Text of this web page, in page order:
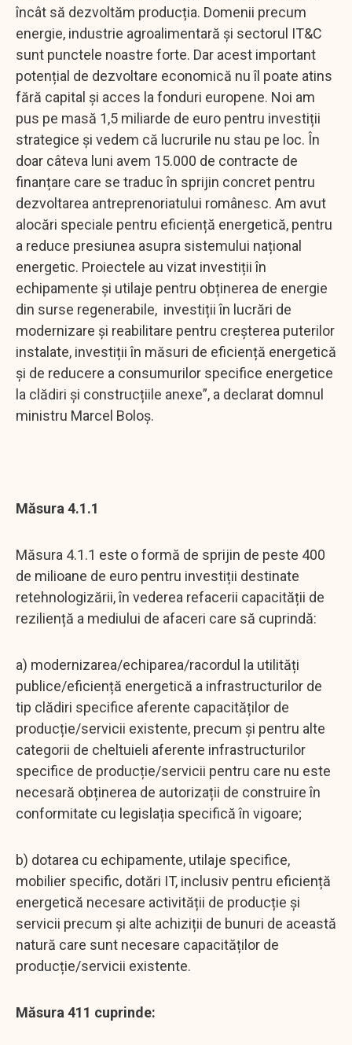
încât să dezvoltăm producția. Domenii precum
energie, industrie agroalimentară și sectorul IT&C
sunt punctele noastre forte. Dar acest important
potențial de dezvoltare economică nu îl poate atins
fără capital și acces la fonduri europene. Noi am
pus pe masă 1,5 miliarde de euro pentru investiții
strategice și vedem că lucrurile nu stau pe loc. În
doar câteva luni avem 15.000 de contracte de
finanțare care se traduc în sprijin concret pentru
dezvoltarea antreprenoriatului românesc. Am avut
alocări speciale pentru eficiență energetică, pentru
a reduce presiunea asupra sistemului național
energetic. Proiectele au vizat investiții în
echipamente și utilaje pentru obținerea de energie
din surse regenerabile, investiții în lucrări de
modernizare și reabilitare pentru creșterea puterilor
instalate, investiții în măsuri de eficiență energetică
și de reducere a consumurilor specifice energetice
la clădiri și construcțiile anexe”, a declarat domnul
ministru Marcel Boloș.
Măsura 4.1.1
Măsura 4.1.1 este o formă de sprijin de peste 400
de milioane de euro pentru investiții destinate
retehnologizării, în vederea refacerii capacității de
reziliență a mediului de afaceri care să cuprindă:
a) modernizarea/echiparea/racordul la utilități
publice/eficiență energetică a infrastructurilor de
tip clădiri specifice aferente capacităților de
producție/servicii existente, precum și pentru alte
categorii de cheltuieli aferente infrastructurilor
specifice de producție/servicii pentru care nu este
necesară obținerea de autorizații de construire în
conformitate cu legislația specifică în vigoare;
b) dotarea cu echipamente, utilaje specifice,
mobilier specific, dotări IT, inclusiv pentru eficiență
energetică necesare activității de producție și
servicii precum și alte achiziții de bunuri de această
natură care sunt necesare capacităților de
producție/servicii existente.
Măsura 411 cuprinde: